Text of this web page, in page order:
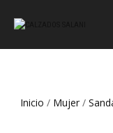
Inicio / Mujer/